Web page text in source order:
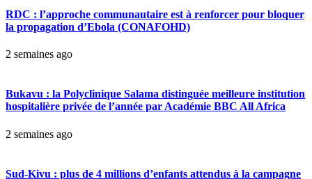
RDC : l’approche communautaire est à renforcer pour bloquer
la propagation d’Ebola (CONAFOHD)
2 semaines ago
Bukavu : la Polyclinique Salama distinguée meilleure institution
hospitalière privée de l’année par Académie BBC All Africa
2 semaines ago
Sud-Kivu : plus de 4 millions d’enfants attendus à la campagne